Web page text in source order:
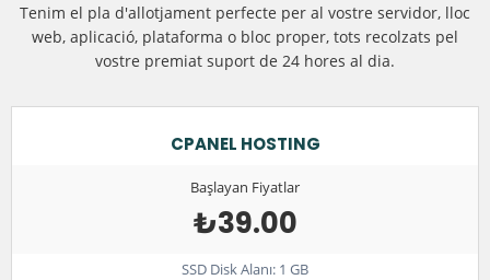
Tenim el pla d'allotjament perfecte per al vostre servidor, lloc
web, aplicació, plataforma o bloc proper, tots recolzats pel
vostre premiat suport de 24 hores al dia.
CPANEL HOSTING
Başlayan Fiyatlar
₺39.00
SSD Disk Alanı: 1 GB